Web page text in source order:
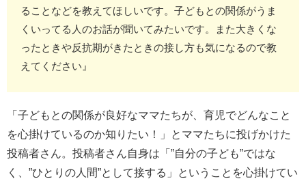
ることなどを教えてほしいです。子どもとの関係がうま
くいってる人のお話が聞いてみたいです。また大きくな
ったときや反抗期がきたときの接し方も気になるので教
えてください』
「子どもとの関係が良好なママたちが、育児でどんなこと
を心掛けているのか知りたい！」とママたちに投げかけた
投稿者さん。投稿者さん自身は「”自分の子ども”ではな
く、”ひとりの人間”として接する」ということを心掛けてい